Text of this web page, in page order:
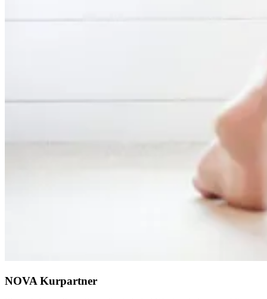
NOVA Kurpartner